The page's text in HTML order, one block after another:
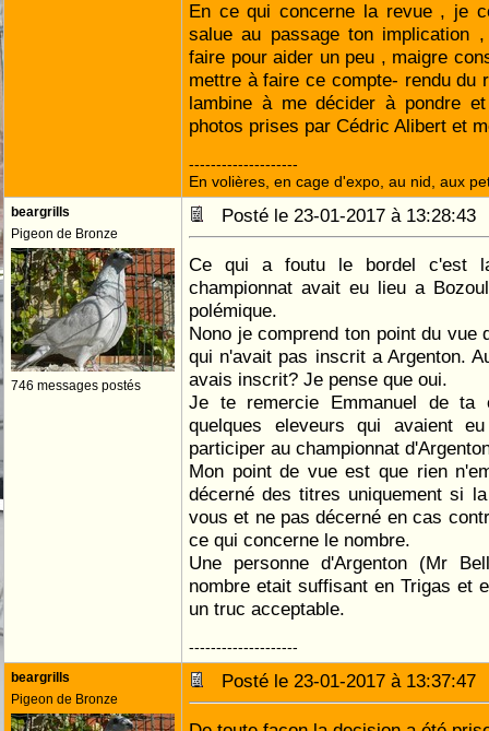
En ce qui concerne la revue , je
salue au passage ton implication
faire pour aider un peu , maigre
mettre à faire ce compte- rendu du
lambine à me décider à pondre
photos prises par Cédric Alibert et
--------------------
En volières, en cage d'expo, au nid, aux
beargrills
Pigeon de Bronze
746 messages postés
Posté le 23-01-2017 à
Ce qui a foutu le bordel c'est
championnat avait eu lieu a
polémique.
Nono je comprend ton point du vue
qui n'avait pas inscrit a Argenton.
avais inscrit? Je pense que oui.
Je te remercie Emmanuel de ta
quelques eleveurs qui avaient
participer au championnat
Mon point de vue est que rien
décerné des titres uniquement si
vous et ne pas décerné en cas
ce qui concerne le nombre.
Une personne d'Argenton (Mr
nombre etait suffisant en Trigas et
un truc acceptable.
--------------------
beargrills
Pigeon de Bronze
Posté le 23-01-2017 à